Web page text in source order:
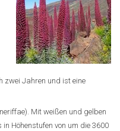
zwei Jahren und ist eine
Mit weißen und gelben
Höhenstufen von um die 3600